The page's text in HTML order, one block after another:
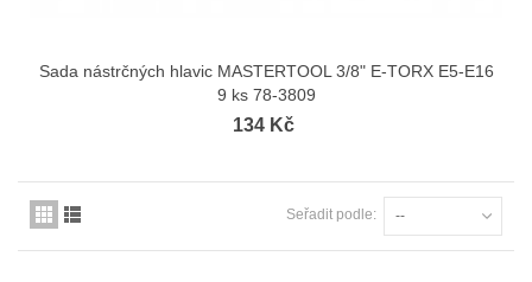
Sada nástrčných hlavic MASTERTOOL 3/8" E-TORX E5-E16
9 ks 78-3809
134 Kč
Seřadit podle: --